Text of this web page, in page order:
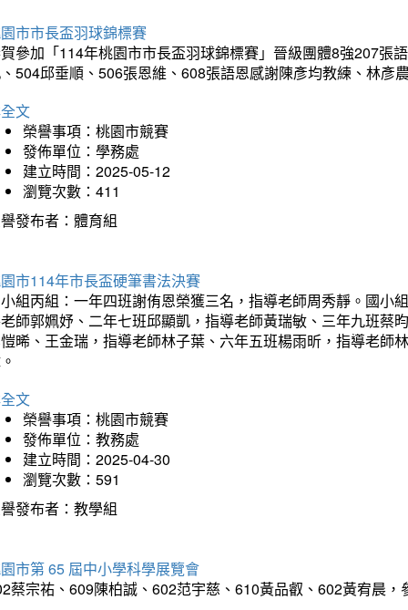
市市長盃羽球錦標賽
參加「114年桃園市市長盃羽球錦標賽」晉級團體8強207張
504邱垂順、506張恩維、608張語恩感謝陳彥均教練、林彥
文
榮譽事項：桃園市競賽
發佈單位：學務處
建立時間：2025-05-12
瀏覽次數：411
發布者：體育組
市114年市長盃硬筆書法決賽
組丙組：一年四班謝侑恩榮獲三名，指導老師周秀靜。國小
師郭姵妤、二年七班邱顯凱，指導老師黃瑞敏、三年九班蔡
晞、王金瑞，指導老師林子葉、六年五班楊雨昕，指導老師
文
榮譽事項：桃園市競賽
發佈單位：教務處
建立時間：2025-04-30
瀏覽次數：591
發布者：教學組
市第 65 屆中小學科學展覽會
蔡宗祐、609陳柏誠、602范宇慈、610黃品叡、602黃宥晨